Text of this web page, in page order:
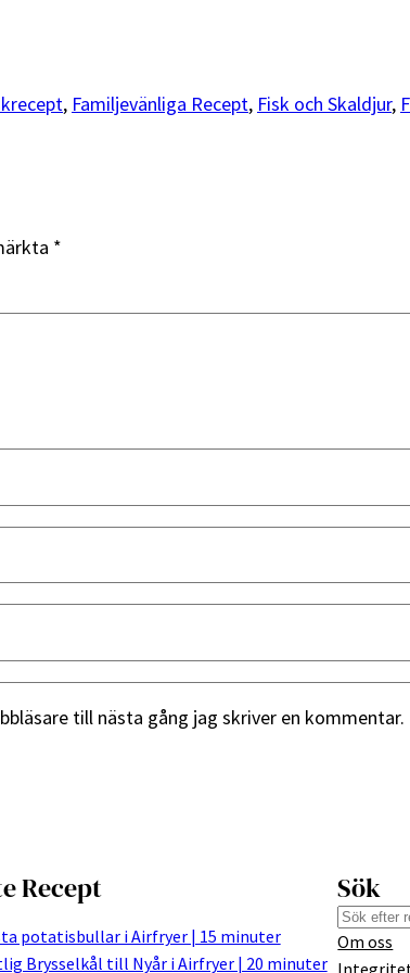
, Familjevänliga Recept, Fisk och Skaldjur,
*
till nästa gång jag skriver en kommentar.
Recept
potatisbullar i Airfryer | 15 minuter
Brysselkål till Nyår i Airfryer | 20 minuter
Sök
S
e
Om oss